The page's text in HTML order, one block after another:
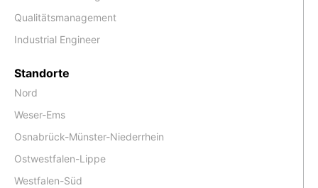
Qualitätsmanagement
Industrial Engineer
Standorte
Nord
Weser-Ems
Osnabrück-Münster-Niederrhein
Ostwestfalen-Lippe
Westfalen-Süd